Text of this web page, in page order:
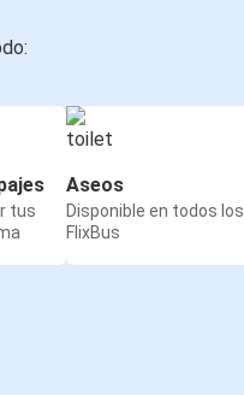
tus
Aseos
Disponible en todos los
FlixBus